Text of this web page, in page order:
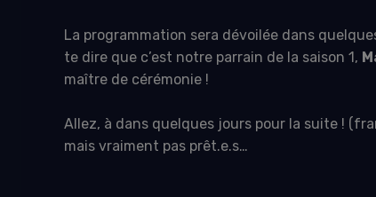
La programmation sera dévoilée dans
te dire que c’est notre parrain de la saison 1,
maître de cérémonie !
Allez, à dans quelques jours pour la suite !
mais vraiment pas prêt.e.s…